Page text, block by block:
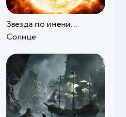
Звезда по имени…
Солнце